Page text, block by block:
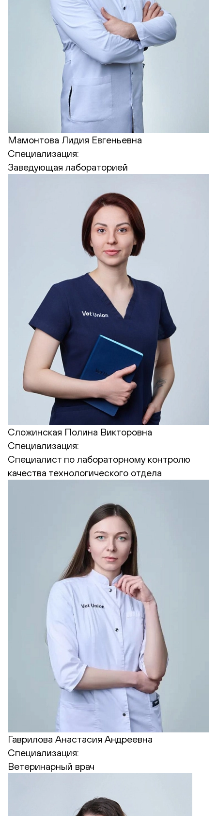
Мамонтова Лидия Евгеньевна
Специализация:
Заведующая лабораторией
Сложинская Полина Викторовна
Специализация:
Cпециалист по лабораторному контролю
качества технологического отдела
Гаврилова Анастасия Андреевна
Специализация:
Ветеринарный врач